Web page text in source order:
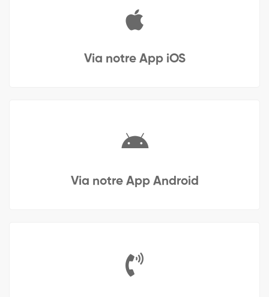
Via notre App iOS
Via notre App Android